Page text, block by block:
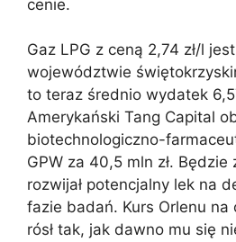
cenie.
Gaz LPG z ceną 2,74 zł/l
województwie
to teraz średnio wydatek
Amerykański Tang Capital
biotechnologiczno-
GPW za 40,5 mln zł. Będzie
rozwijał potencjalny lek na
fazie badań. Kurs Orlenu na
rósł tak, jak dawno mu się